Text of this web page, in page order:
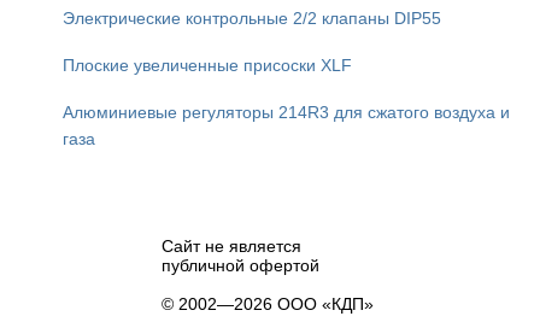
Электрические контрольные 2/2 клапаны DIP55
Плоские увеличенные присоски XLF
Алюминиевые регуляторы 214R3 для сжатого воздуха и
газа
Сайт не является
публичной офертой
© 2002—2026 ООО «КДП»